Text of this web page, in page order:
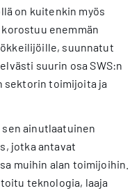
on kuitenkin myös
enemmän
suunnatut
suurin osa SWS:n
sektorin toimijoita ja
sen ainutlaatuinen
jotka antavat
muihin alan toimijoihin.
teknologia, laaja